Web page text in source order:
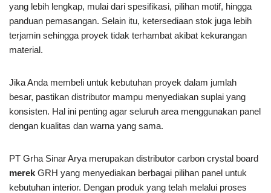
yang lebih lengkap, mulai dari spesifikasi, pilihan motif, hingga
panduan pemasangan. Selain itu, ketersediaan stok juga lebih
terjamin sehingga proyek tidak terhambat akibat kekurangan
material.
Jika Anda membeli untuk kebutuhan proyek dalam jumlah
besar, pastikan distributor mampu menyediakan suplai yang
konsisten. Hal ini penting agar seluruh area menggunakan panel
dengan kualitas dan warna yang sama.
PT Grha Sinar Arya merupakan distributor carbon crystal board
merek GRH yang menyediakan berbagai pilihan panel untuk
kebutuhan interior. Dengan produk yang telah melalui proses